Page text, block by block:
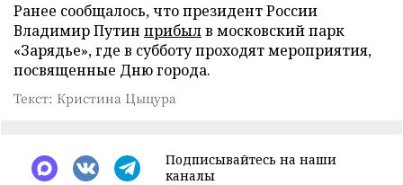
Ранее сообщалось, что президент России
Владимир Путин прибылв московский парк
«Зарядье», где в субботу проходят мероприятия,
посвященные Дню города.
Текст: Кристина Цыцура
Подписывайтесь на наши
каналы